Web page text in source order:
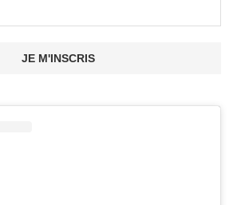
JE M'INSCRIS